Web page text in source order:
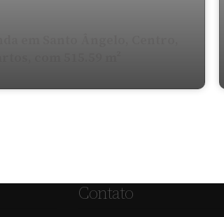
Contato